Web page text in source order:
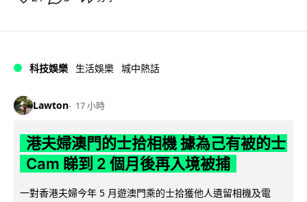
科技娛樂 生活娛樂 城中熱話
Lawton 17 小時
港夫婦澳門的士拾相機 據為己有被的士
Cam 睇到 2 個月後再入境被捕
一對香港夫婦今年 5 月遊澳門乘的士拾獲他人遺留相機及電